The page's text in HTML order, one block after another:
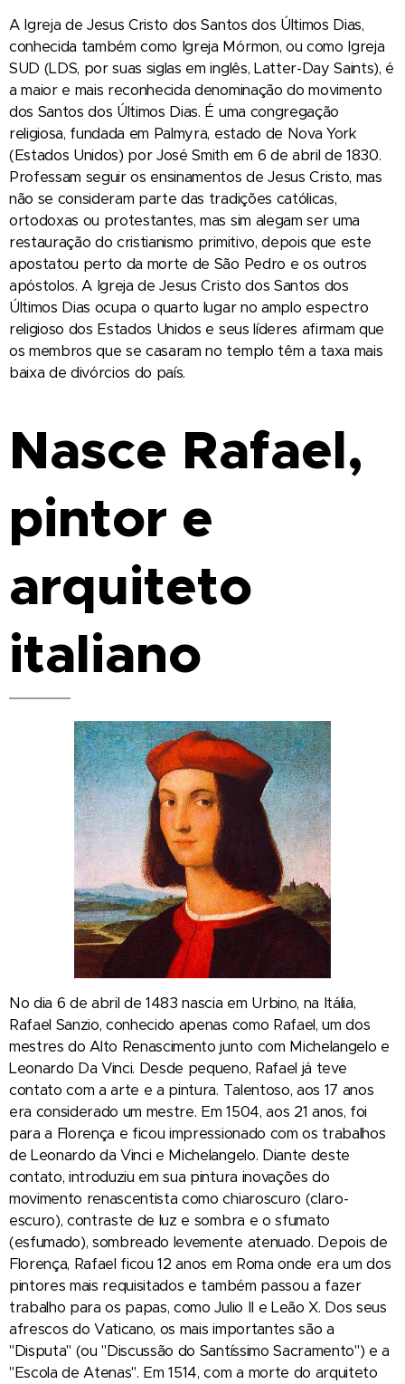
A Igreja de Jesus Cristo dos Santos dos Últimos Dias,
conhecida também como Igreja Mórmon, ou como Igreja
SUD (LDS, por suas siglas em inglês, Latter-Day Saints), é
a maior e mais reconhecida denominação do movimento
dos Santos dos Últimos Dias. É uma congregação
religiosa, fundada em Palmyra, estado de Nova York
(Estados Unidos) por José Smith em 6 de abril de 1830.
Professam seguir os ensinamentos de Jesus Cristo, mas
não se consideram parte das tradições católicas,
ortodoxas ou protestantes, mas sim alegam ser uma
restauração do cristianismo primitivo, depois que este
apostatou perto da morte de São Pedro e os outros
apóstolos. A Igreja de Jesus Cristo dos Santos dos
Últimos Dias ocupa o quarto lugar no amplo espectro
religioso dos Estados Unidos e seus líderes afirmam que
os membros que se casaram no templo têm a taxa mais
baixa de divórcios do país.
Nasce Rafael,
pintor e
arquiteto
italiano
No dia 6 de abril de 1483 nascia em Urbino, na Itália,
Rafael Sanzio, conhecido apenas como Rafael, um dos
mestres do Alto Renascimento junto com Michelangelo e
Leonardo Da Vinci. Desde pequeno, Rafael já teve
contato com a arte e a pintura. Talentoso, aos 17 anos
era considerado um mestre. Em 1504, aos 21 anos, foi
para a Florença e ficou impressionado com os trabalhos
de Leonardo da Vinci e Michelangelo. Diante deste
contato, introduziu em sua pintura inovações do
movimento renascentista como chiaroscuro (claro-
escuro), contraste de luz e sombra e o sfumato
(esfumado), sombreado levemente atenuado. Depois de
Florença, Rafael ficou 12 anos em Roma onde era um dos
pintores mais requisitados e também passou a fazer
trabalho para os papas, como Julio II e Leão X. Dos seus
afrescos do Vaticano, os mais importantes são a
"Disputa" (ou "Discussão do Santíssimo Sacramento") e a
"Escola de Atenas". Em 1514, com a morte do arquiteto